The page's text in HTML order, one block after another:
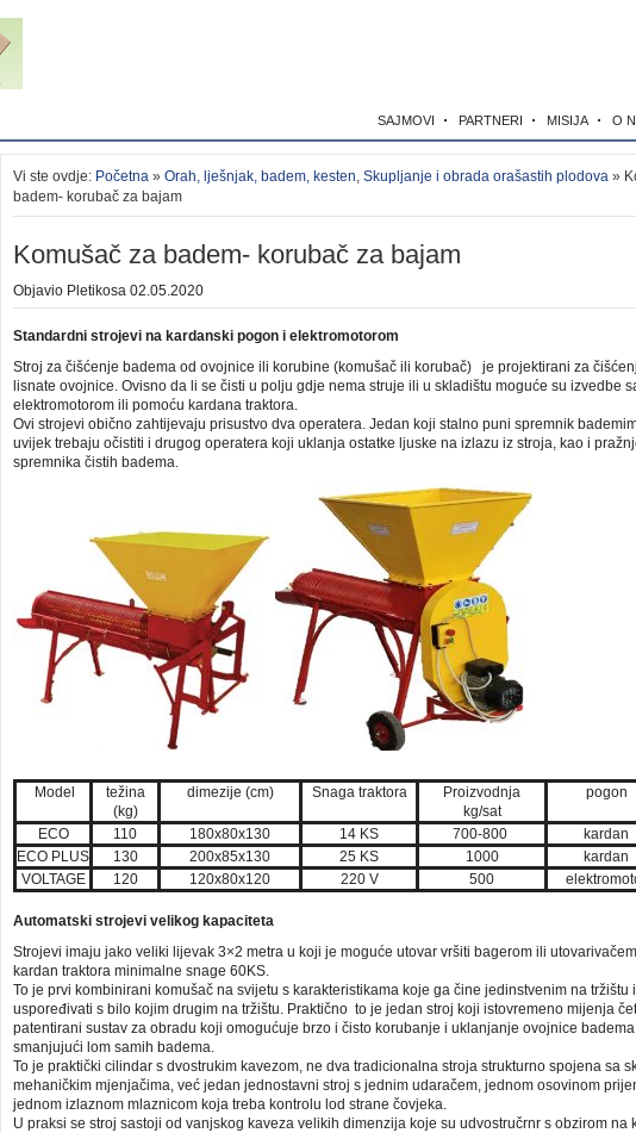
SAJMOVI PARTNERI MISIJA O
Vi ste ovdje: Početna » Orah, lješnjak, badem, kesten, Skupljanje i obrada orašastih plodova »
badem- korubač za bajam
Komušač za badem- korubač za bajam
Objavio Pletikosa 02.05.2020
Standardni strojevi na kardanski pogon i elektromotorom
Stroj za čišćenje badema od ovojnice ili korubine (komušač ili korubač) je projektirani za
lisnate ovojnice. Ovisno da li se čisti u polju gdje nema struje ili u skladištu moguće su izvedbe
elektromotorom ili pomoću kardana traktora.
Ovi strojevi obično zahtijevaju prisustvo dva operatera. Jedan koji stalno puni spremnik
uvijek trebaju očistiti i drugog operatera koji uklanja ostatke ljuske na izlazu iz stroja, kao i
spremnika čistih badema.
Model
težina
(kg)
dimezije (cm) Snaga traktora
Proizvodnja
kg/sat
pogon
ECO 110 180x80x130 14 KS 700-800
kardan
ECO PLUS
130 200x85x130 25 KS 1000
kardan
VOLTAGE
120 120x80x120 220 V 500
Automatski strojevi velikog kapaciteta
Strojevi imaju jako veliki lijevak 3×2 metra u koji je moguće utovar vršiti bagerom ili
kardan traktora minimalne snage 60KS.
To je prvi kombinirani komušač na svijetu s karakteristikama koje ga čine jedinstvenim na tržištu
uspoređivati s bilo kojim drugim na tržištu. Praktično to je jedan stroj koji istovremeno mijenja
patentirani sustav za obradu koji omogućuje brzo i čisto korubanje i uklanjanje ovojnice
smanjujući lom samih badema.
To je praktički cilindar s dvostrukim kavezom, ne dva tradicionalna stroja strukturno spojena sa
mehaničkim mjenjačima, već jedan jednostavni stroj s jednim udaračem, jednom osovinom
jednom izlaznom mlaznicom koja treba kontrolu lod strane čovjeka.
U praksi se stroj sastoji od vanjskog kaveza velikih dimenzija koje su udvostručrnr s obzirom na